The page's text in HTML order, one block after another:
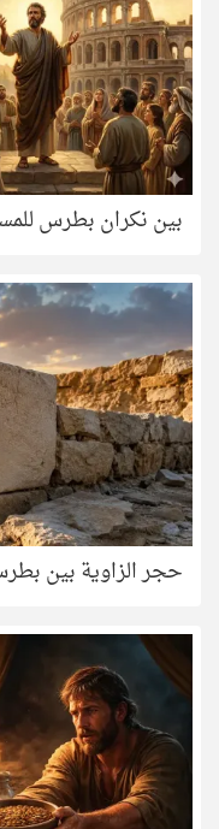
بين نكران بطرس
حجر الزاوية بين